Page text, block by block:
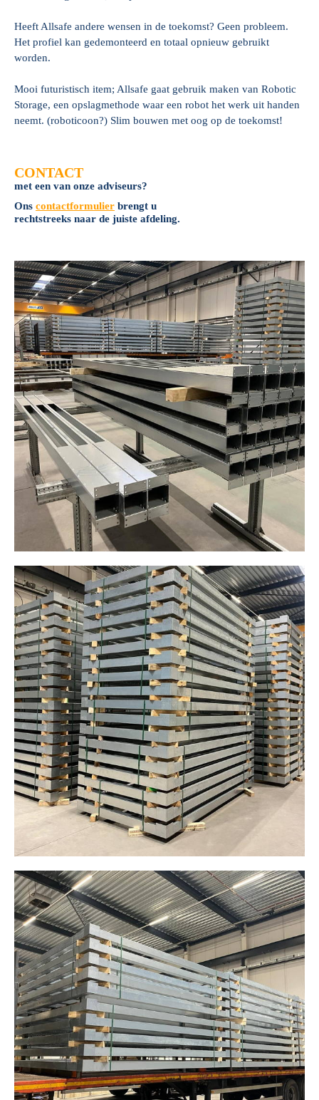
Heeft Allsafe andere wensen in de toekomst? Geen probleem.
Het profiel kan gedemonteerd en totaal opnieuw gebruikt
worden.
Mooi futuristisch item; Allsafe gaat gebruik maken van Robotic
Storage, een opslagmethode waar een robot het werk uit handen
neemt. (roboticoon?) Slim bouwen met oog op de toekomst!
CONTACT
met een van onze adviseurs?
Ons contactformulier brengt u
rechtstreeks naar de juiste afdeling.